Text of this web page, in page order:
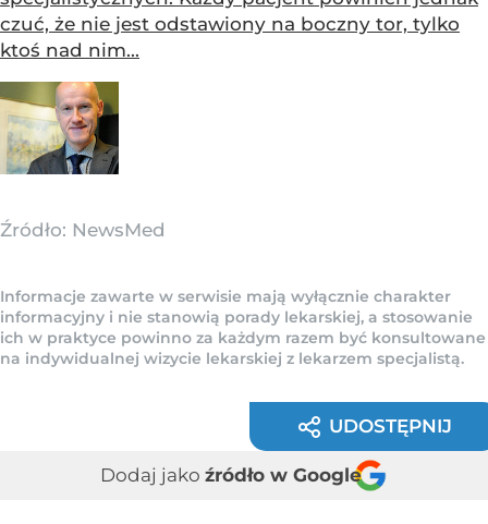
czuć, że nie jest odstawiony na boczny tor, tylko
ktoś nad nim...
Źródło: NewsMed
Informacje zawarte w serwisie mają wyłącznie charakter
informacyjny i nie stanowią porady lekarskiej, a stosowanie
ich w praktyce powinno za każdym razem być konsultowane
na indywidualnej wizycie lekarskiej z lekarzem specjalistą.
UDOSTĘPNIJ
Dodaj jako źródło w Google